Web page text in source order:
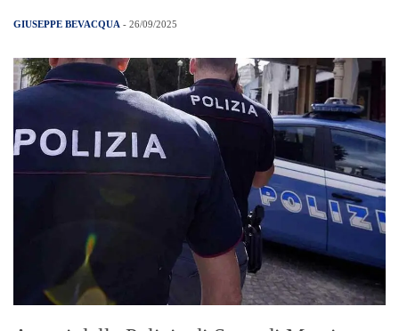
GIUSEPPE BEVACQUA - 26/09/2025